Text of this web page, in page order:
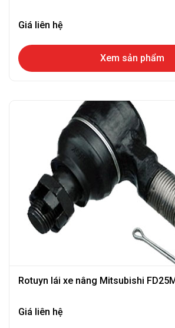
Giá liên hệ
Xem sản phẩm
Rotuyn lái xe nâng Mitsubishi
Giá liên hệ